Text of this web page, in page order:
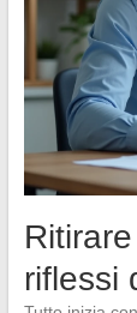
riflessi